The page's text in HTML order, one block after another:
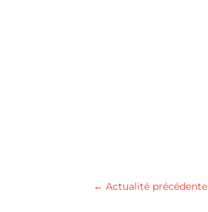
←Actualité précédente